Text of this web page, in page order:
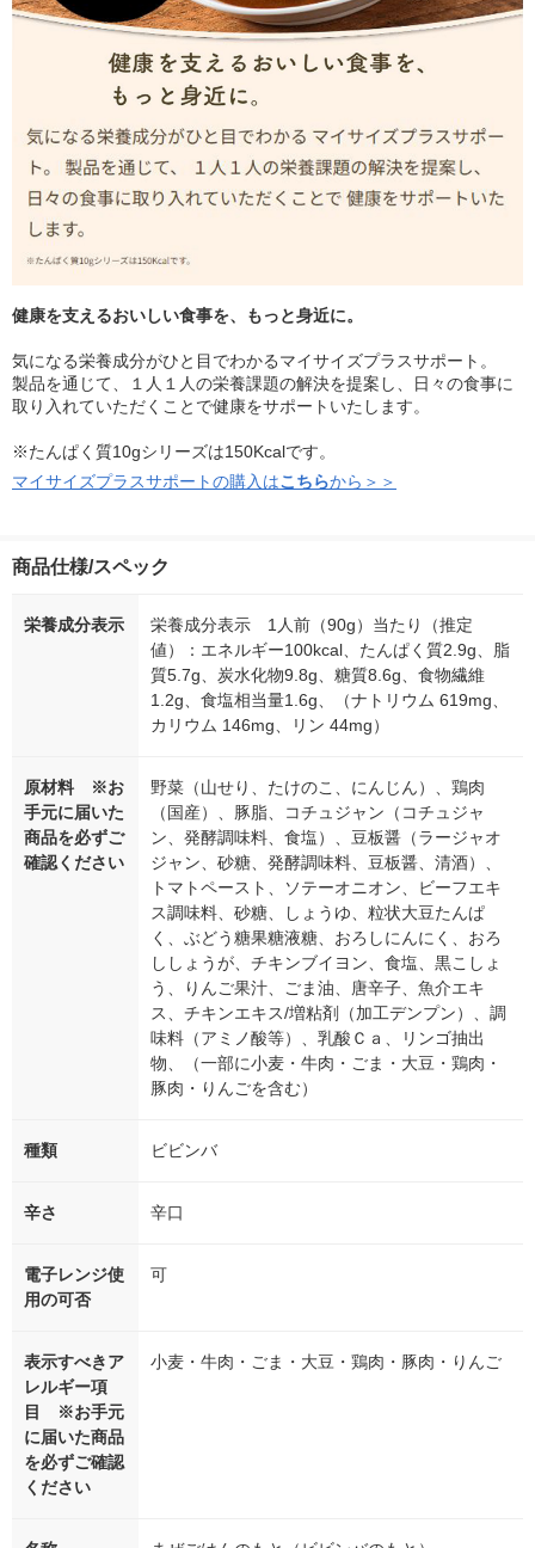
健康を支えるおいしい食事を、もっと身近に。
気になる栄養成分がひと目でわかるマイサイズプラスサポート。
製品を通じて、１人１人の栄養課題の解決を提案し、日々の食事に
取り入れていただくことで健康をサポートいたします。
※たんぱく質10gシリーズは150Kcalです。
マイサイズプラスサポートの購入はこちらから＞＞
商品仕様/スペック
栄養成分表示
栄養成分表示 1人前（90g）当たり（推定
値）：エネルギー100kcal、たんぱく質2.9g、脂
質5.7g、炭水化物9.8g、糖質8.6g、食物繊維
1.2g、食塩相当量1.6g、（ナトリウム 619mg、
カリウム 146mg、リン 44mg）
原材料 ※お
手元に届いた
商品を必ずご
確認ください
野菜（山せり、たけのこ、にんじん）、鶏肉
（国産）、豚脂、コチュジャン（コチュジャ
ン、発酵調味料、食塩）、豆板醤（ラージャオ
ジャン、砂糖、発酵調味料、豆板醤、清酒）、
トマトペースト、ソテーオニオン、ビーフエキ
ス調味料、砂糖、しょうゆ、粒状大豆たんぱ
く、ぶどう糖果糖液糖、おろしにんにく、おろ
ししょうが、チキンブイヨン、食塩、黒こしょ
う、りんご果汁、ごま油、唐辛子、魚介エキ
ス、チキンエキス/増粘剤（加工デンプン）、調
味料（アミノ酸等）、乳酸Ｃａ、リンゴ抽出
物、（一部に小麦・牛肉・ごま・大豆・鶏肉・
豚肉・りんごを含む）
種類 ビビンバ
辛さ 辛口
電子レンジ使
用の可否
可
表示すべきア
レルギー項
目 ※お手元
に届いた商品
を必ずご確認
ください
小麦・牛肉・ごま・大豆・鶏肉・豚肉・りんご